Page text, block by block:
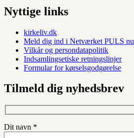
Nyttige links
kirkeliv.dk
Meld dig ind i Netværket PULS nu
Vilkår og persondatapolitik
Indsamlingsetiske retningslinjer
Formular for kørselsgodgørelse
Tilmeld dig nyhedsbrev
Dit navn *